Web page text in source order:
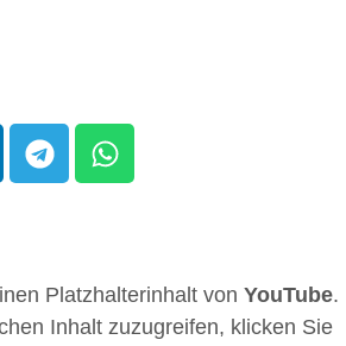
Platzhalterinhalt von YouTube.
Inhalt zuzugreifen, klicken Sie